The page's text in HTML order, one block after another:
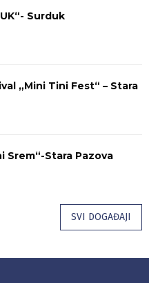
Surduk
„Mini Tini Fest“ – Stara
Srem“-Stara Pazova
SVI DOGAĐAJI